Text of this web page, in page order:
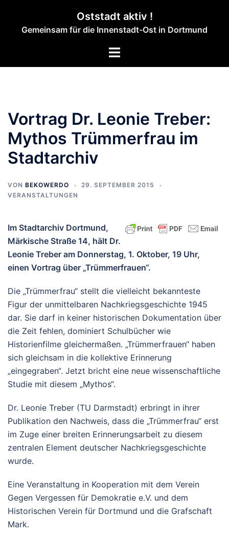
springen
Oststadt aktiv !
Gemeinsam für die Innenstadt-Ost in Dortmund
Menü
Vortrag Dr. Leonie Treber:
Mythos Trümmerfrau im
Stadtarchiv
VON BEKOWERDO
29. SEPTEMBER 2015
VERANSTALTUNGEN
Im Stadtarchiv Dortmund,
Märkische Straße 14, hält Dr.
Leonie Treber am Donnerstag, 1. Oktober, 19 Uhr,
einen Vortrag über „Trümmerfrauen“.
Die „Trümmerfrau“ stellt die vielleicht bekannteste
Figur der unmittelbaren Nachkriegsgeschichte 1945
dar. Sie darf in keiner historischen Dokumentation über
die Zeit fehlen, dominiert Schulbücher wie
Historienfilme gleichermaßen. „Trümmerfrauen“ haben
sich gleichsam in die kollektive Erinnerung
„eingegraben“. Jetzt bricht eine neue wissenschaftliche
Studie mit diesem „Mythos“.
Dr. Leonie Treber (TU Darmstadt) erbringt in ihrer
Publikation den Nachweis, dass die „Trümmerfrau“ erst
im Zuge einer breiten Erinnerungsarbeit zu diesem
zentralen Element deutscher Nachkriegsgeschichte
wurde.
Eine Veranstaltung in Kooperation mit dem Verein
Gegen Vergessen für Demokratie e.V. und dem
Historischen Verein für Dortmund und die Grafschaft
Mark.